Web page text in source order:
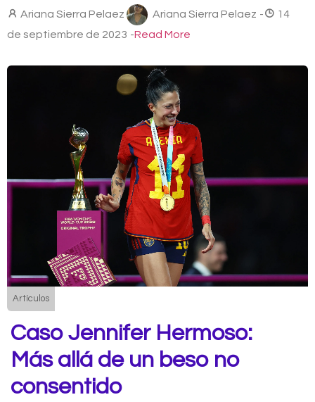
Ariana Sierra Pelaez Ariana Sierra Pelaez -
14
de septiembre de 2023 -Read More
Artículos
Caso Jennifer Hermoso:
Más allá de un beso no
consentido